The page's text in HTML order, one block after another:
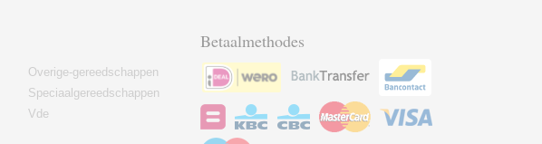
Overige-gereedschappen
Speciaalgereedschappen
Vde
Betaalmethodes